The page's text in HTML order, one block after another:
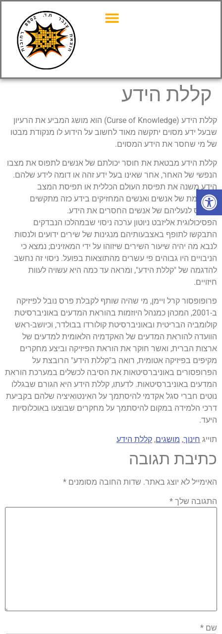
פתח סרגל נגישות
קללת הידע
קללת הידע (Curse of Knowledge) הוא מושג המביע את הרעיון
שבעל ידע מסוים יתקשה מאוד לחשוב על הידוע לו מנקודת מבטו
של מי שחסר את הידע המסוים.
קללת הידע מבטאת את חוסר יכולתם של אנשים לתפוס את מצבו
הנפשי של האחר, אחר שאינו בעל ידע זהה או דומה לידע שלהם.
הידע משנה את תפיסת העולם הכללית או תפיסת המצב
המסוימת של אנשים ואנשים המחזיקים בידע כזה מתקשים
להיכנס לנעליהם של אנשים החסרים את הידע.
הפסיכולוגית אליזבט ניוטון ערכה ניסוי שבמהלכו הנבדקים
התבקשו לתופף באצבעותיהם מנגינות של שירים ידועים ולנסות
לנבא מה יהיה שיעור השירים שיזוהו על ידי המאזינים; נמצא כי
הניבויים היו גבוהים פי עשרים מהתוצאות בפועל. ניסוי זה נחשב
להדגמה של "קללת הידע", ומראה עד כמה היא עשויה לעוות
חיזויים.
פרופופסור קרל ויימן, מי שהיה שותף לקבלת פרס נובל לפיזיקה
ב-2001, המכהן כמנהל היוזמות בהוראת המדעים באוניברסיטת
קולומביה הבריטית ובאוניברסיטת קולורדו בבולדר, וכיושב-ראש
הוועדה להוראת המדעים של האקדמיה הלאומית למדעים של
ארצות הברית, ואשר חוקר את הוראת הפיזיקה וביצע מחקרים
מקיפים בפיזיקה אטומית, רואה ב"קללת הידע" הרובצת על
הפרופסורים באוניברסיטאות את הסיבה לכשלים במערכת הוראת
המדעים באוניברסיטאות. לדעתו, קללת הידע היא הגורם שבגללו
נוטים חברי סגל אקדמי להיסתמך על האינטואיציה שלהם בקביעת
דרכי הלמידה במקום להיסתמך על מחקרים שבוצעו באוכלוסיות
היעד.
תוייג חינוך, מושגים, קללת הידע
כתיבת תגובה
האימייל לא יוצג באתר. שדות החובה מסומנים *
התגובה שלך *
שם *